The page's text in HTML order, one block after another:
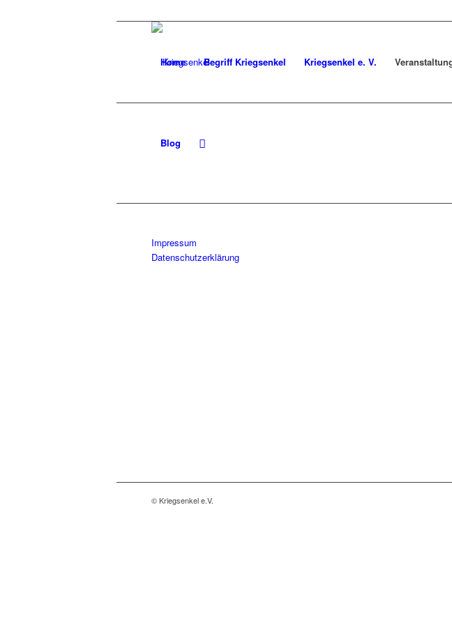
Home Begriff Kriegsenkel Kriegsenkel e. V.
Blog
Impressum
Datenschutzerklärung
© Kriegsenkel e.V.